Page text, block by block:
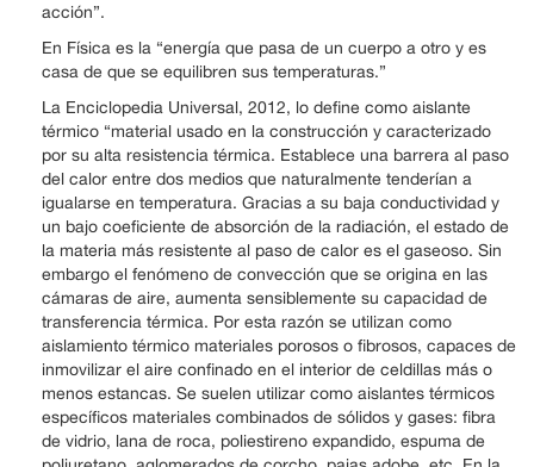
acción”.
En Física es la “energía que pasa de un cuerpo a otro y es
casa de que se equilibren sus temperaturas.”
La Enciclopedia Universal, 2012, lo define como aislante
térmico “material usado en la construcción y caracterizado
por su alta resistencia térmica. Establece una barrera al paso
del calor entre dos medios que naturalmente tenderían a
igualarse en temperatura. Gracias a su baja conductividad y
un bajo coeficiente de absorción de la radiación, el estado de
la materia más resistente al paso de calor es el gaseoso. Sin
embargo el fenómeno de convección que se origina en las
cámaras de aire, aumenta sensiblemente su capacidad de
transferencia térmica. Por esta razón se utilizan como
aislamiento térmico materiales porosos o fibrosos, capaces de
inmovilizar el aire confinado en el interior de celdillas más o
menos estancas. Se suelen utilizar como aislantes térmicos
específicos materiales combinados de sólidos y gases: fibra
de vidrio, lana de roca, poliestireno expandido, espuma de